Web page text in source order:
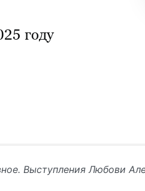
году
Выступления Любови